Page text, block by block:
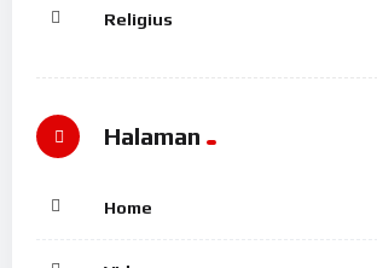
Religius
Halaman
Home